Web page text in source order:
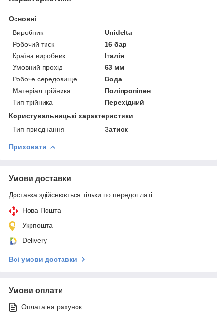
Основні
Виробник
Unidelta
Робочий тиск
16 бар
Країна виробник
Італія
Умовний прохід
63 мм
Робоче середовище
Вода
Матеріал трійника
Поліпропілен
Тип трійника
Перехідний
Користувальницькі характеристики
Тип приєднання
Затиск
Приховати
Умови доставки
Доставка здійснюється тільки по передоплаті.
Нова Пошта
Укрпошта
Delivery
Всі умови доставки
Умови оплати
Оплата на рахунок